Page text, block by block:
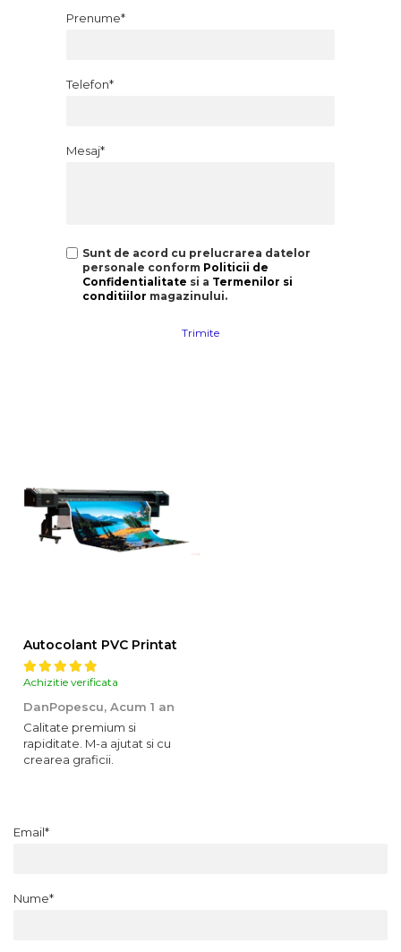
Prenume*
Telefon*
Mesaj*
Sunt de acord cu prelucrarea datelor
personale conform Politicii de
Confidentialitate si a Termenilor si
conditiilor magazinului.
Trimite
Autocolant PVC Printat
Achizitie verificata
DanPopescu, Acum 1 an
Calitate premium si
rapiditate. M-a ajutat si cu
crearea graficii.
Email*
Nume*